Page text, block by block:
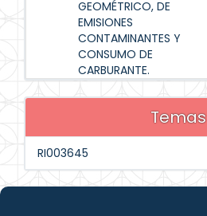
GEOMÉTRICO, DE
EMISIONES
CONTAMINANTES Y
CONSUMO DE
CARBURANTE.
Temas
RI003645